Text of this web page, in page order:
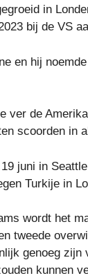
in
bij de VS
en hij
ver de
scoorden in
juni in
Turkije in
wordt het
tweede
genoeg
kunnen